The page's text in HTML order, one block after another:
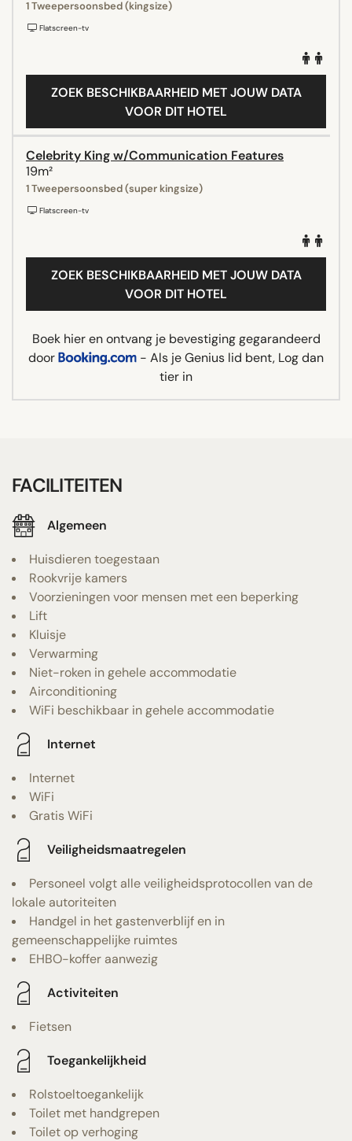
1 Tweepersoonsbed (kingsize)
Flatscreen-tv
ZOEK BESCHIKBAARHEID MET JOUW DATA
VOOR DIT HOTEL
Celebrity King w/Communication Features
19m²
1 Tweepersoonsbed (super kingsize)
Flatscreen-tv
ZOEK BESCHIKBAARHEID MET JOUW DATA
VOOR DIT HOTEL
Boek hier en ontvang je bevestiging gegarandeerd
door
- Als je Genius lid bent, Log dan
tier in
FACILITEITEN
Algemeen
Huisdieren toegestaan
Rookvrije kamers
Voorzieningen voor mensen met een beperking
Lift
Kluisje
Verwarming
Niet-roken in gehele accommodatie
Airconditioning
WiFi beschikbaar in gehele accommodatie
Internet
Internet
WiFi
Gratis WiFi
Veiligheidsmaatregelen
Personeel volgt alle veiligheidsprotocollen van de
lokale autoriteiten
Handgel in het gastenverblijf en in
gemeenschappelijke ruimtes
EHBO-koffer aanwezig
Activiteiten
Fietsen
Toegankelijkheid
Rolstoeltoegankelijk
Toilet met handgrepen
Toilet op verhoging